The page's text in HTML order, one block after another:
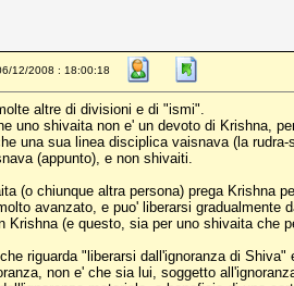
12/2008 : 18:00:18
altre di divisioni e di "ismi".
uno shivaita non e' un devoto di Krishna,
una sua linea disciplica vaisnava (la
(appunto), e non shivaiti.
(o chiunque altra persona) prega Krishna
avanzato, e puo' liberarsi gradualmente
Krishna (e questo, sia per uno shivaita che
riguarda "liberarsi dall'ignoranza di
non e' che sia lui, soggetto